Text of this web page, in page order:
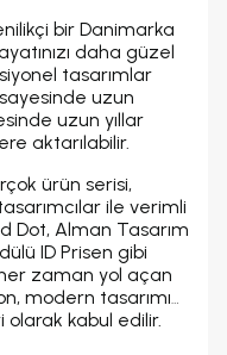
bir Danimarka
daha güzel
tasarımlar
uzun
uzun yıllar
aktarılabilir.
ürün serisi,
ile verimli
Dot, Alman Tasarım
ID Prisen gibi
zaman yol açan
modern tasarımın
kabul edilir.
de estetik açıdan